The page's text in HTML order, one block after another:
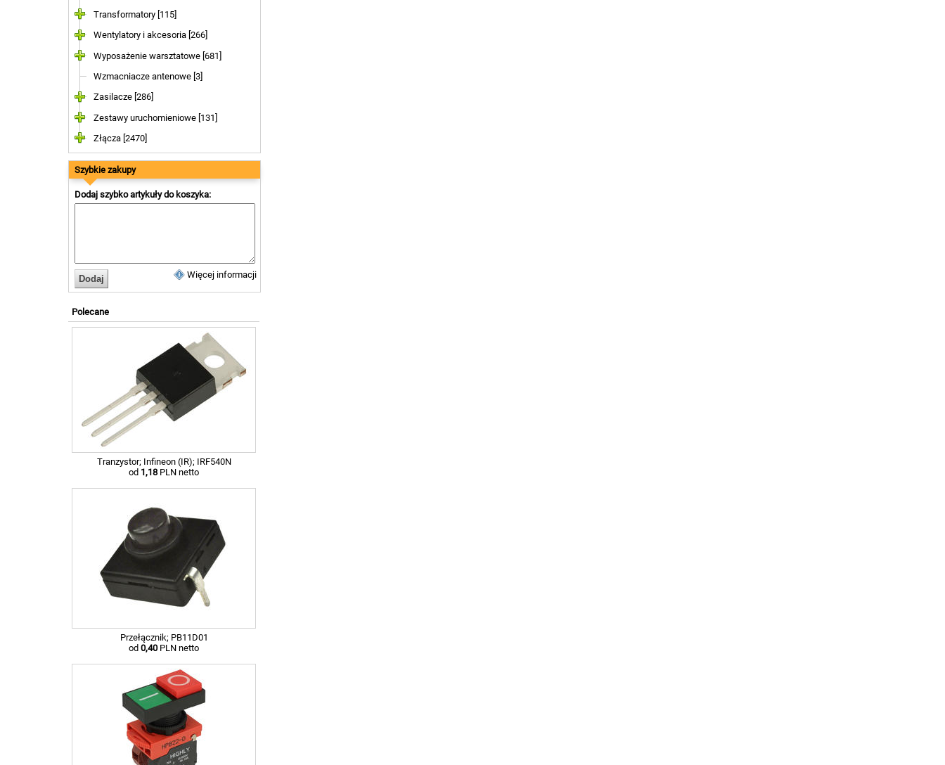
Transformatory [115]
Wentylatory i akcesoria [266]
Wyposażenie warsztatowe [681]
Wzmacniacze antenowe [3]
Zasilacze [286]
Zestawy uruchomieniowe [131]
Złącza [2470]
Szybkie zakupy
Dodaj szybko artykuły do koszyka:
Więcej informacji
Polecane
Tranzystor; Infineon (IR); IRF540N
od 1,18 PLN netto
Przełącznik; PB11D01
od 0,40 PLN netto